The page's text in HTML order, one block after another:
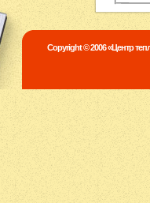
Copyright © 2006 «Центр